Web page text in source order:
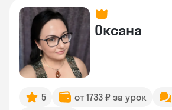
Оксана
5 от 1733 ₽ за урок